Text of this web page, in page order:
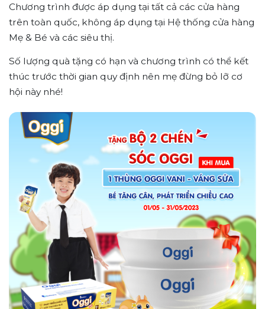
Chương trình được áp dụng tại tất cả các cửa hàng
trên toàn quốc, không áp dụng tại Hệ thống cửa hàng
Mẹ & Bé và các siêu thị.
Số lượng quà tặng có hạn và chương trình có thể kết
thúc trước thời gian quy định nên mẹ đừng bỏ lỡ cơ
hội này nhé!